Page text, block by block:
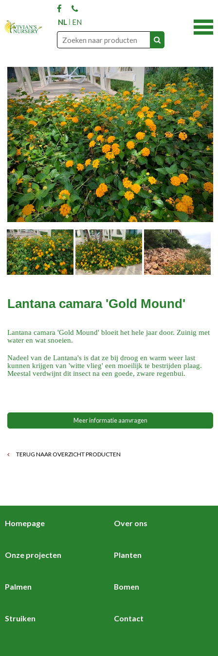
NL EN
Lantana camara 'Gold Mound'
Lantana camara 'Gold Mound' bloeit het hele jaar door. Zuinig met
water en wat snoeien.
Nadeel van de Lantana's is dat ze bij droog en warm weer last
kunnen krijgen van 'witte vlieg' een moeilijk te bestrijden plaag.
Meestal verdwijnt dit insect na een goede, zware regenbui.
Meer informatie aanvragen
TERUG NAAR OVERZICHT PRODUCTEN
Homepage Over ons
Onze projecten Planten
Palmen Bomen
Struiken Contact